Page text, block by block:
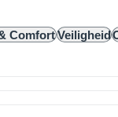
ComfortVeiligheid